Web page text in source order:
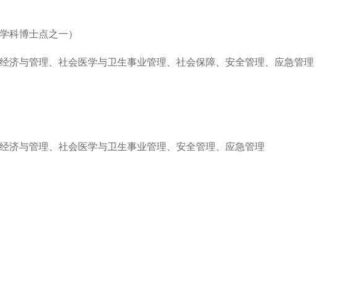
科博士点之一）
济与管理、社会医学与卫生事业管理、社会保障、安全管理、应急管理
济与管理、社会医学与卫生事业管理、安全管理、应急管理